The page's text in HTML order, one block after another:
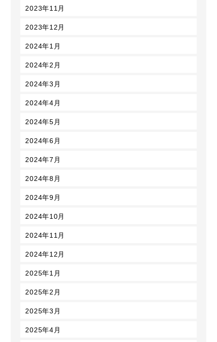
2023年11月
2023年12月
2024年1月
2024年2月
2024年3月
2024年4月
2024年5月
2024年6月
2024年7月
2024年8月
2024年9月
2024年10月
2024年11月
2024年12月
2025年1月
2025年2月
2025年3月
2025年4月